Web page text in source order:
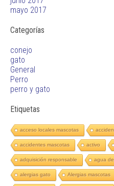
mayo 2017
Categorías
conejo
gato
General
Perro
perro y gato
Etiquetas
acceso locales mascotas
accidentes mascotas activo
adquisición responsable agua
alergias gato Alergias mascotas